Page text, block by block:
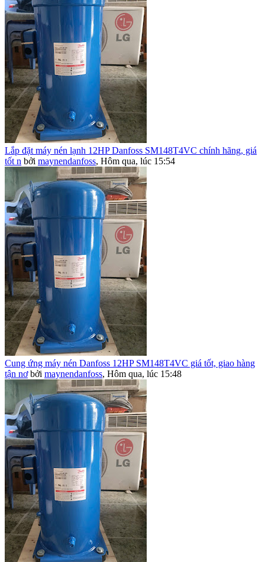
Lắp đặt máy nén lạnh 12HP Danfoss SM148T4VC chính hãng, giá
tốt n bởi maynendanfoss, Hôm qua, lúc 15:54
Cung ứng máy nén Danfoss 12HP SM148T4VC giá tốt, giao hàng
tận nơ bởi maynendanfoss, Hôm qua, lúc 15:48